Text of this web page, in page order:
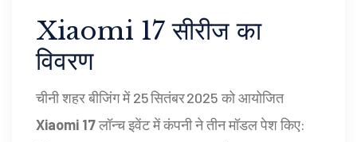
Xiaomi 17 सीरीज का
विवरण
चीनी शहर बीजिंग में 25 सितंबर 2025 को आयोजित
Xiaomi 17लॉन्च इवेंट में कंपनी ने तीन मॉडल पेश किए: